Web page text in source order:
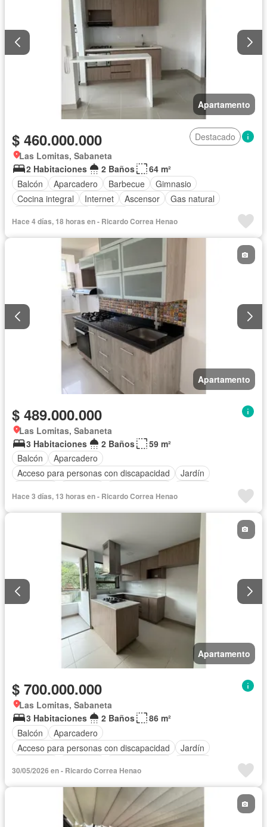
Apartamento
$ 460.000.000
Destacado
Las Lomitas, Sabaneta
2 Habitaciones
2 Baños
64 m²
Balcón
Aparcadero Barbecue
Gimnasio
Cocina integral
Internet Ascensor
Gas natural
Hace 4 días, 18 horas en - Ricardo Correa Henao
Apartamento
$ 489.000.000
Las Lomitas, Sabaneta
3 Habitaciones
2 Baños
59 m²
Balcón
Aparcadero
Acceso para personas con discapacidad
Jardín
Ascensor
Gas natural Vista panorámica
Hace 3 días, 13 horas en - Ricardo Correa Henao
Apartamento
$ 700.000.000
Las Lomitas, Sabaneta
3 Habitaciones
2 Baños
86 m²
Balcón
Aparcadero
Acceso para personas con discapacidad
Jardín
Ascensor
Gas natural Seguridad privada
30/05/2026 en - Ricardo Correa Henao